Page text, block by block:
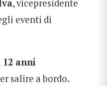
, vicepresidente
eventi di
anni
salire a bordo.